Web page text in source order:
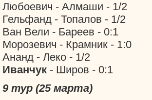
Любоевич - Алмаши - 1/2
Гельфанд - Топалов - 1/2
Ван Вели - Бареев - 0:1
Морозевич - Крамник - 1:0
Ананд - Леко - 1/2
Иванчук - Широв - 0:1
9 тур (25 марта)